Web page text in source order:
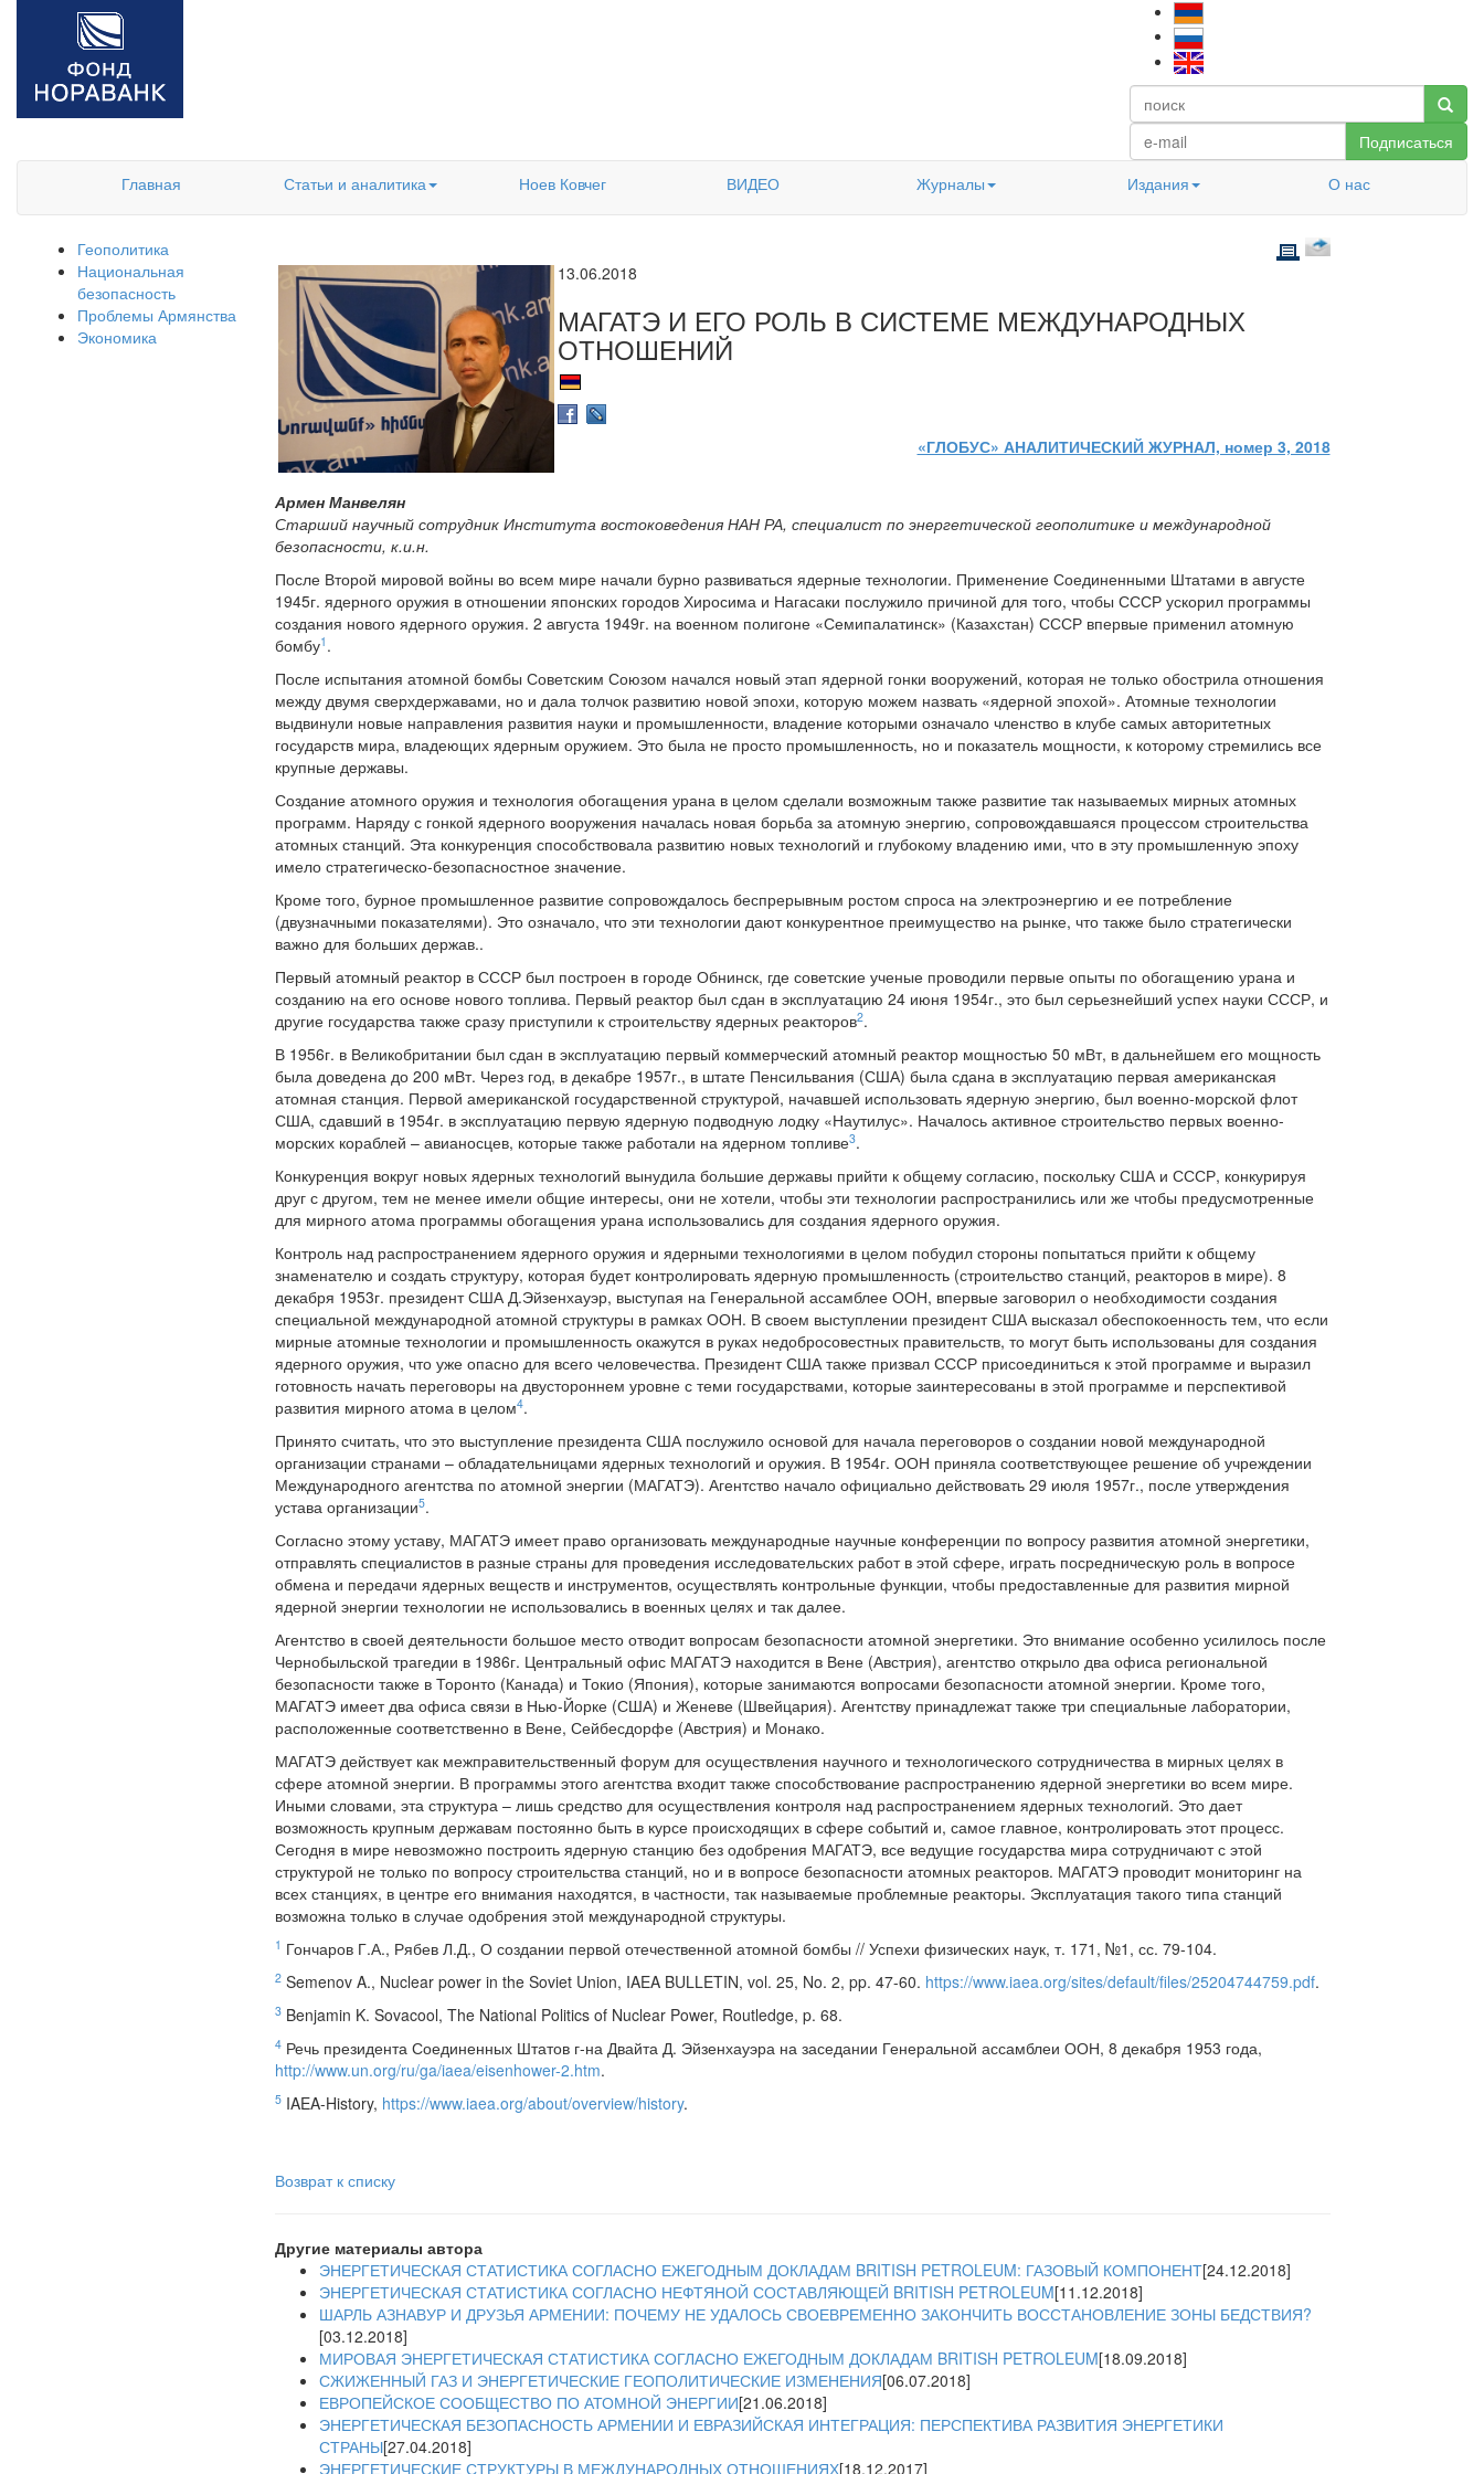
Подписаться
Главная
Статьи и аналитика Ноев Ковчег ВИДЕО Журналы Издания О нас
Геополитика
Национальная
безопасность
Проблемы Армянства
Экономика
13.06.2018
МАГАТЭ И ЕГО РОЛЬ В СИСТЕМЕ МЕЖДУНАРОДНЫХ
ОТНОШЕНИЙ
«ГЛОБУС» АНАЛИТИЧЕСКИЙ ЖУРНАЛ, номер 3, 2018
Армен Манвелян
Старший научный сотрудник Института востоковедения НАН РА, специалист по энергетической геополитике и международной
безопасности, к.и.н.
После Второй мировой войны во всем мире начали бурно развиваться ядерные технологии. Применение Соединенными Штатами в августе
1945г. ядерного оружия в отношении японских городов Хиросима и Нагасаки послужило причиной для того, чтобы СССР ускорил программы
создания нового ядерного оружия. 2 августа 1949г. на военном полигоне «Семипалатинск» (Казахстан) СССР впервые применил атомную
бомбу1 .
После испытания атомной бомбы Советским Союзом начался новый этап ядерной гонки вооружений, которая не только обострила отношения
между двумя сверхдержавами, но и дала толчок развитию новой эпохи, которую можем назвать «ядерной эпохой». Атомные технологии
выдвинули новые направления развития науки и промышленности, владение которыми означало членство в клубе самых авторитетных
государств мира, владеющих ядерным оружием. Это была не просто промышленность, но и показатель мощности, к которому стремились все
крупные державы.
Создание атомного оружия и технология обогащения урана в целом сделали возможным также развитие так называемых мирных атомных
программ. Наряду с гонкой ядерного вооружения началась новая борьба за атомную энергию, сопровождавшаяся процессом строительства
атомных станций. Эта конкуренция способствовала развитию новых технологий и глубокому владению ими, что в эту промышленную эпоху
имело стратегическо-безопасностное значение.
Кроме того, бурное промышленное развитие сопровождалось беспрерывным ростом спроса на электроэнергию и ее потребление
(двузначными показателями). Это означало, что эти технологии дают конкурентное преимущество на рынке, что также было стратегически
важно для больших держав..
Первый атомный реактор в СССР был построен в городе Обнинск, где советские ученые проводили первые опыты по обогащению урана и
созданию на его основе нового топлива. Первый реактор был сдан в эксплуатацию 24 июня 1954г., это был серьезнейший успех науки СССР, и
другие государства также сразу приступили к строительству ядерных реакторов2.
В 1956г. в Великобритании был сдан в эксплуатацию первый коммерческий атомный реактор мощностью 50 мВт, в дальнейшем его мощность
была доведена до 200 мВт. Через год, в декабре 1957г., в штате Пенсильвания (США) была сдана в эксплуатацию первая американская
атомная станция. Первой американской государственной структурой, начавшей использовать ядерную энергию, был военно-морской флот
США, сдавший в 1954г. в эксплуатацию первую ядерную подводную лодку «Наутилус». Началось активное строительство первых военно-
морских кораблей – авианосцев, которые также работали на ядерном топливе3.
Конкуренция вокруг новых ядерных технологий вынудила большие державы прийти к общему согласию, поскольку США и СССР, конкурируя
друг с другом, тем не менее имели общие интересы, они не хотели, чтобы эти технологии распространились или же чтобы предусмотренные
для мирного атома программы обогащения урана использовались для создания ядерного оружия.
Контроль над распространением ядерного оружия и ядерными технологиями в целом побудил стороны попытаться прийти к общему
знаменателю и создать структуру, которая будет контролировать ядерную промышленность (строительство станций, реакторов в мире). 8
декабря 1953г. президент США Д.Эйзенхауэр, выступая на Генеральной ассамблее ООН, впервые заговорил о необходимости создания
специальной международной атомной структуры в рамках ООН. В своем выступлении президент США высказал обеспокоенность тем, что если
мирные атомные технологии и промышленность окажутся в руках недобросовестных правительств, то могут быть использованы для создания
ядерного оружия, что уже опасно для всего человечества. Президент США также призвал СССР присоединиться к этой программе и выразил
готовность начать переговоры на двустороннем уровне с теми государствами, которые заинтересованы в этой программе и перспективой
развития мирного атома в целом4.
Принято считать, что это выступление президента США послужило основой для начала переговоров о создании новой международной
организации странами – обладательницами ядерных технологий и оружия. В 1954г. ООН приняла соответствующее решение об учреждении
Международного агентства по атомной энергии (МАГАТЭ). Агентство начало официально действовать 29 июля 1957г., после утверждения
устава организации5.
Согласно этому уставу, МАГАТЭ имеет право организовать международные научные конференции по вопросу развития атомной энергетики,
отправлять специалистов в разные страны для проведения исследовательских работ в этой сфере, играть посредническую роль в вопросе
обмена и передачи ядерных веществ и инструментов, осуществлять контрольные функции, чтобы предоставленные для развития мирной
ядерной энергии технологии не использовались в военных целях и так далее.
Агентство в своей деятельности большое место отводит вопросам безопасности атомной энергетики. Это внимание особенно усилилось после
Чернобыльской трагедии в 1986г. Центральный офис МАГАТЭ находится в Вене (Австрия), агентство открыло два офиса региональной
безопасности также в Торонто (Канада) и Токио (Япония), которые занимаются вопросами безопасности атомной энергии. Кроме того,
МАГАТЭ имеет два офиса связи в Нью-Йорке (США) и Женеве (Швейцария). Агентству принадлежат также три специальные лаборатории,
расположенные соответственно в Вене, Сейбесдорфе (Австрия) и Монако.
МАГАТЭ действует как межправительственный форум для осуществления научного и технологического сотрудничества в мирных целях в
сфере атомной энергии. В программы этого агентства входит также способствование распространению ядерной энергетики во всем мире.
Иными словами, эта структура – лишь средство для осуществления контроля над распространением ядерных технологий. Это дает
возможность крупным державам постоянно быть в курсе происходящих в сфере событий и, самое главное, контролировать этот процесс.
Сегодня в мире невозможно построить ядерную станцию без одобрения МАГАТЭ, все ведущие государства мира сотрудничают с этой
структурой не только по вопросу строительства станций, но и в вопросе безопасности атомных реакторов. МАГАТЭ проводит мониторинг на
всех станциях, в центре его внимания находятся, в частности, так называемые проблемные реакторы. Эксплуатация такого типа станций
возможна только в случае одобрения этой международной структуры.
1 Гончаров Г.А., Рябев Л.Д., О создании первой отечественной атомной бомбы // Успехи физических наук, т. 171, №1, сс. 79-104.
2 Semenov A., Nuclear power in the Soviet Union, IAEA BULLETIN, vol. 25, No. 2, pp. 47-60. https://www.iaea.org/sites/default/files/25204744759.pdf.
3 Benjamin K. Sovacool, The National Politics of Nuclear Power, Routledge, p. 68.
4 Речь президента Соединенных Штатов г-на Двайта Д. Эйзенхауэра на заседании Генеральной ассамблеи ООН, 8 декабря 1953 года,
http://www.un.org/ru/ga/iaea/eisenhower-2.htm.
5 IAEA-History, https://www.iaea.org/about/overview/history.
Возврат к списку
Другие материалы автора
ЭНЕРГЕТИЧЕСКАЯ СТАТИСТИКА СОГЛАСНО ЕЖЕГОДНЫМ ДОКЛАДАМ BRITISH PETROLEUM: ГАЗОВЫЙ КОМПОНЕНТ[24.12.2018]
ЭНЕРГЕТИЧЕСКАЯ СТАТИСТИКА СОГЛАСНО НЕФТЯНОЙ СОСТАВЛЯЮЩЕЙ BRITISH PETROLEUM[11.12.2018]
ШАРЛЬ АЗНАВУР И ДРУЗЬЯ АРМЕНИИ: ПОЧЕМУ НЕ УДАЛОСЬ СВОЕВРЕМЕННО ЗАКОНЧИТЬ ВОССТАНОВЛЕНИЕ ЗОНЫ БЕДСТВИЯ?
[03.12.2018]
МИРОВАЯ ЭНЕРГЕТИЧЕСКАЯ СТАТИСТИКА СОГЛАСНО ЕЖЕГОДНЫМ ДОКЛАДАМ BRITISH PETROLEUM[18.09.2018]
СЖИЖЕННЫЙ ГАЗ И ЭНЕРГЕТИЧЕСКИЕ ГЕОПОЛИТИЧЕСКИЕ ИЗМЕНЕНИЯ[06.07.2018]
ЕВРОПЕЙСКОЕ СООБЩЕСТВО ПО АТОМНОЙ ЭНЕРГИИ[21.06.2018]
ЭНЕРГЕТИЧЕСКАЯ БЕЗОПАСНОСТЬ АРМЕНИИ И ЕВРАЗИЙСКАЯ ИНТЕГРАЦИЯ: ПЕРСПЕКТИВА РАЗВИТИЯ ЭНЕРГЕТИКИ
СТРАНЫ[27.04.2018]
ЭНЕРГЕТИЧЕСКИЕ СТРУКТУРЫ В МЕЖДУНАРОДНЫХ ОТНОШЕНИЯХ[18.12.2017]